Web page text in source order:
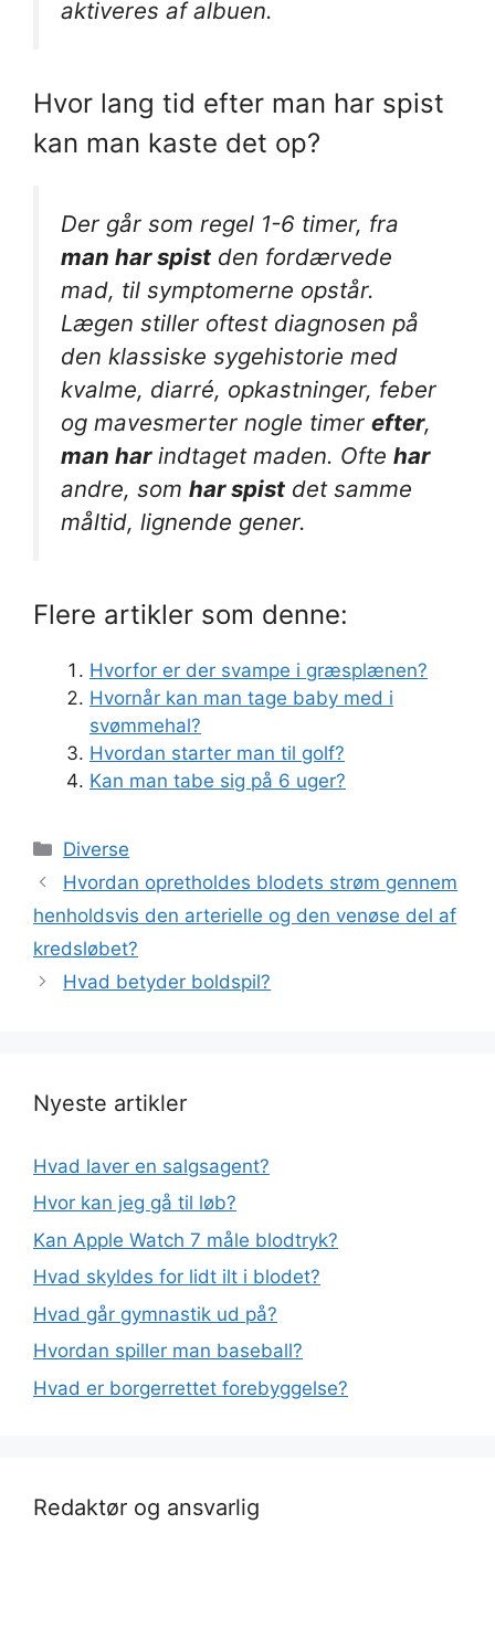
aktiveres af albuen.
Hvor lang tid efter man har spist
kan man kaste det op?
Der går som regel 1-6 timer, fra
man har spist den fordærvede
mad, til symptomerne opstår.
Lægen stiller oftest diagnosen på
den klassiske sygehistorie med
kvalme, diarré, opkastninger, feber
og mavesmerter nogle timer efter,
man harindtaget maden. Ofte har
andre, som har spist det samme
måltid, lignende gener.
Flere artikler som denne:
Hvorfor er der svampe i græsplænen?
Hvornår kan man tage baby med i
svømmehal?
Hvordan starter man til golf?
Kan man tabe sig på 6 uger?
Kategorier
Diverse
Hvordan opretholdes blodets strøm gennem
henholdsvis den arterielle og den venøse del af
kredsløbet?
Hvad betyder boldspil?
Nyeste artikler
Hvad laver en salgsagent?
Hvor kan jeg gå til løb?
Kan Apple Watch 7 måle blodtryk?
Hvad skyldes for lidt ilt i blodet?
Hvad går gymnastik ud på?
Hvordan spiller man baseball?
Hvad er borgerrettet forebyggelse?
Redaktør og ansvarlig